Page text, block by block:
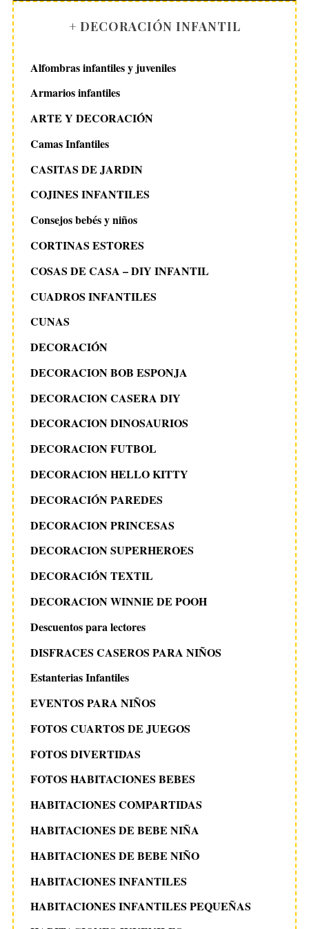
+ DECORACIÓN INFANTIL
Alfombras infantiles y juveniles
Armarios infantiles
ARTE Y DECORACIÓN
Camas Infantiles
CASITAS DE JARDIN
COJINES INFANTILES
Consejos bebés y niños
CORTINAS ESTORES
COSAS DE CASA – DIY INFANTIL
CUADROS INFANTILES
CUNAS
DECORACIÓN
DECORACION BOB ESPONJA
DECORACION CASERA DIY
DECORACION DINOSAURIOS
DECORACION FUTBOL
DECORACION HELLO KITTY
DECORACIÓN PAREDES
DECORACION PRINCESAS
DECORACION SUPERHEROES
DECORACIÓN TEXTIL
DECORACION WINNIE DE POOH
Descuentos para lectores
DISFRACES CASEROS PARA NIÑOS
Estanterias Infantiles
EVENTOS PARA NIÑOS
FOTOS CUARTOS DE JUEGOS
FOTOS DIVERTIDAS
FOTOS HABITACIONES BEBES
HABITACIONES COMPARTIDAS
HABITACIONES DE BEBE NIÑA
HABITACIONES DE BEBE NIÑO
HABITACIONES INFANTILES
HABITACIONES INFANTILES PEQUEÑAS